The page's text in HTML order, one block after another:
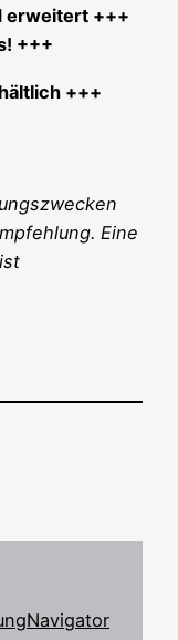
erwei­tert +++
+++
+++
Eine
Navigator